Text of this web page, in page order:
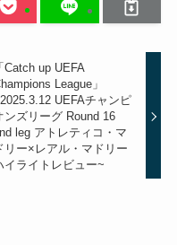
「Catch up UEFA
League」
UEFAチャンピ
ンズリーグ Round 16
leg アトレティコ・マ
リー×レアル・マドリー
イライトレビュー~